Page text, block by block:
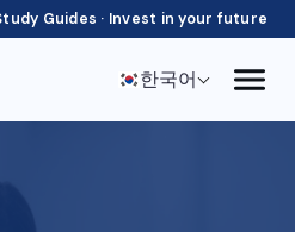
Guides · Invest in your future
한국어